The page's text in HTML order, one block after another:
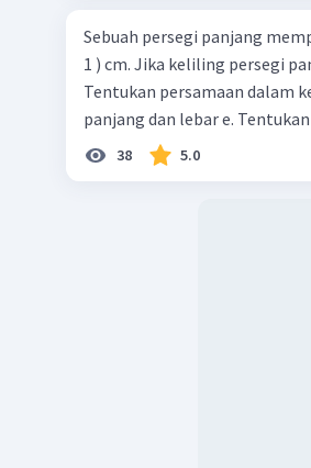
Sebuah persegi panjang
1 ) cm. Jika keliling persegi
Tentukan persamaan dalam
panjang dan lebar e.
38 5.0